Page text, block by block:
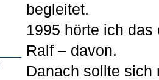
begleitet.
1995 hörte ich
Ralf – davon.
Danach sollte sich